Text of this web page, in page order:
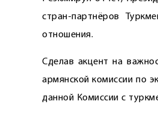
стран-партнёров
отношения.
Сделав акцент на
армянской комиссии по
данной Комиссии с